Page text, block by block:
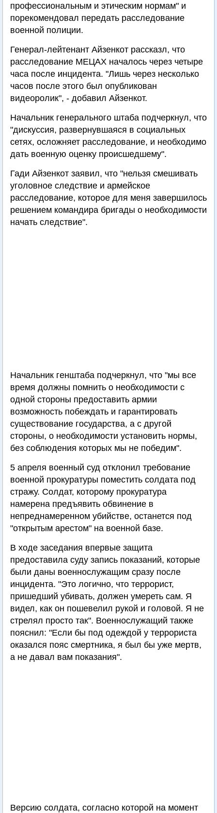
профессиональным и этическим нормам" и
порекомендовал передать расследование
военной полиции.
Генерал-лейтенант Айзенкот рассказл, что
расследование МЕЦАХ началось через четыре
часа после инцидента. "Лишь через несколько
часов после этого был опубликован
видеоролик", - добавил Айзенкот.
Начальник генерального штаба подчеркнул, что
"дискуссия, развернувшаяся в социальных
сетях, осложняет расследование, и необходимо
дать военную оценку происшедшему".
Гади Айзенкот заявил, что "нельзя смешивать
уголовное следствие и армейское
расследование, которое для меня завершилось
решением командира бригады о необходимости
начать следствие".
Начальник генштаба подчеркнул, что "мы все
время должны помнить о необходимости с
одной стороны предоставить армии
возможность побеждать и гарантировать
существование государства, а с другой
стороны, о необходимости установить нормы,
без соблюдения которых мы не победим".
5 апреля военный суд отклонил требование
военной прокуратуры поместить солдата под
стражу. Солдат, которому прокуратура
намерена предъявить обвинение в
непреднамеренном убийстве, останется под
"открытым арестом" на военной базе.
В ходе заседания впервые защита
предоставила суду запись показаний, которые
были даны военнослужащим сразу после
инцидента. "Это логично, что террорист,
пришедший убивать, должен умереть сам. Я
видел, как он пошевелил рукой и головой. Я не
стрелял просто так". Военнослужащий также
пояснил: "Если бы под одеждой у террориста
оказался пояс смертника, я был бы уже мертв,
а не давал вам показания".
Версию солдата, согласно которой на момент